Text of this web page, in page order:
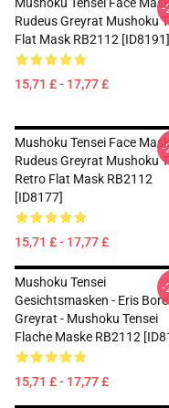
Rudeus Greyrat Mushoku
Flat Mask RB2112 [ID8191]
15,71 £ - 17,77 £
-
Mushoku Tensei Face
Rudeus Greyrat Mushoku
Retro Flat Mask RB2112
[ID8177]
15,71 £ - 17,77 £
-
Mushoku Tensei
Gesichtsmasken - Eris
Greyrat - Mushoku Tensei
Flache Maske RB2112
15,71 £ - 17,77 £
-